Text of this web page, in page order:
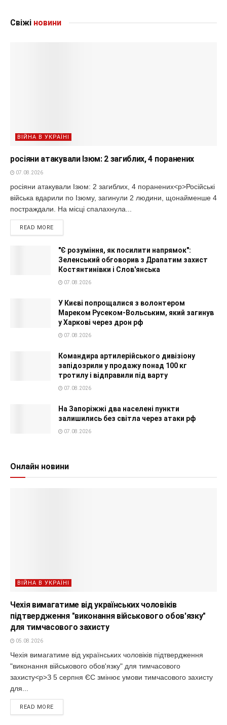
Свіжі новини
ВІЙНА В УКРАЇНІ
росіяни атакували Ізюм: 2 загиблих, 4 поранених
07.08.2026
росіяни атакували Ізюм: 2 загиблих, 4 поранених<p>Російські
війська вдарили по Ізюму, загинули 2 людини, щонайменше 4
постраждали. На місці спалахнула...
READ MORE
"Є розуміння, як посилити напрямок":
Зеленський обговорив з Драпатим захист
Костянтинівки і Слов'янська
07.08.2026
У Києві попрощалися з волонтером
Мареком Русеком-Вольським, який загинув
у Харкові через дрон рф
07.08.2026
Командира артилерійського дивізіону
запідозрили у продажу понад 100 кг
тротилу і відправили під варту
07.08.2026
На Запоріжжі два населені пункти
залишились без світла через атаки рф
07.08.2026
Онлайн новини
ВІЙНА В УКРАЇНІ
Чехія вимагатиме від українських чоловіків
підтвердження "виконання військового обов'язку"
для тимчасового захисту
05.08.2026
Чехія вимагатиме від українських чоловіків підтвердження
"виконання військового обов'язку" для тимчасового
захисту<p>З 5 серпня ЄС змінює умови тимчасового захисту
для...
READ MORE